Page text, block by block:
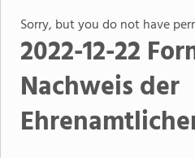
Sorry, but you do not have
2022-12-22
Nachweis der